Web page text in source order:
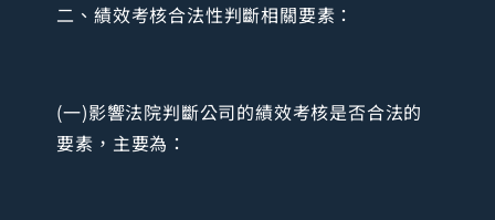
二、績效考核合法性判斷相關要素：
(一)影響法院判斷公司的績效考核是否合法的
要素，主要為：